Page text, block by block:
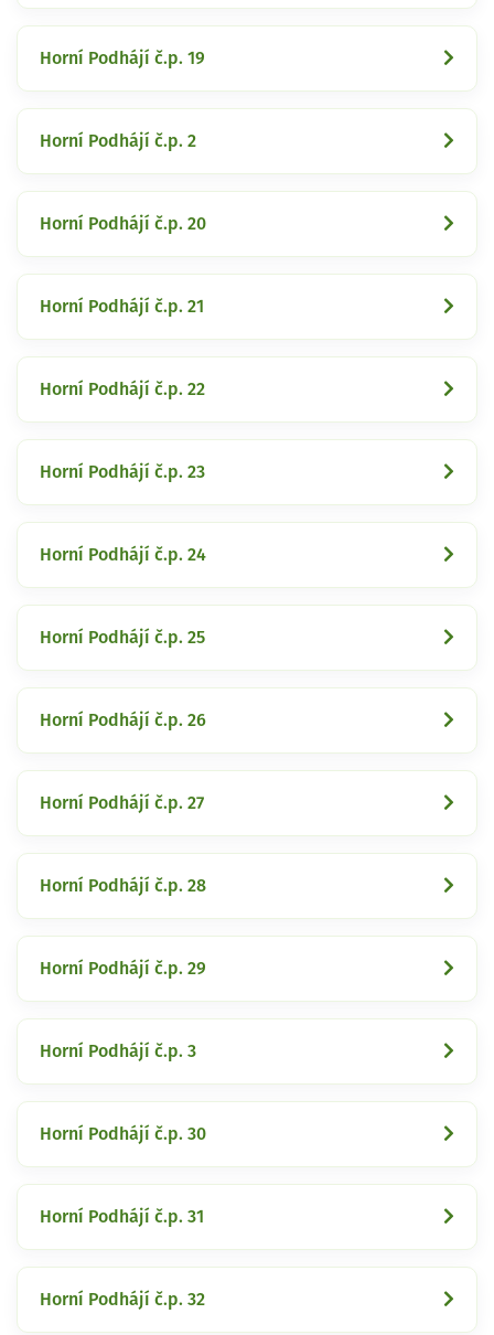
Horní Podhájí č.p. 19
Horní Podhájí č.p. 2
Horní Podhájí č.p. 20
Horní Podhájí č.p. 21
Horní Podhájí č.p. 22
Horní Podhájí č.p. 23
Horní Podhájí č.p. 24
Horní Podhájí č.p. 25
Horní Podhájí č.p. 26
Horní Podhájí č.p. 27
Horní Podhájí č.p. 28
Horní Podhájí č.p. 29
Horní Podhájí č.p. 3
Horní Podhájí č.p. 30
Horní Podhájí č.p. 31
Horní Podhájí č.p. 32